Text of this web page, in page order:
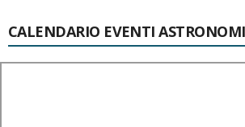
CALENDARIO EVENTI